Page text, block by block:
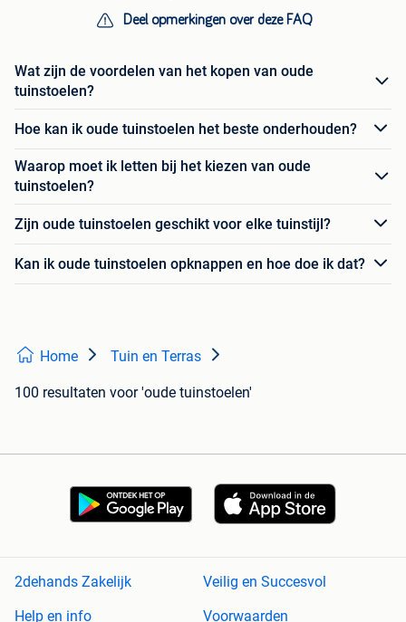
Deel opmerkingen over deze FAQ
Wat zijn de voordelen van het kopen van oude
tuinstoelen?
Hoe kan ik oude tuinstoelen het beste onderhouden?
Waarop moet ik letten bij het kiezen van oude
tuinstoelen?
Zijn oude tuinstoelen geschikt voor elke tuinstijl?
Kan ik oude tuinstoelen opknappen en hoe doe ik dat?
Home Tuin en Terras
100 resultaten voor 'oude tuinstoelen'
2dehands Zakelijk
Veilig en Succesvol
Help en info
Voorwaarden